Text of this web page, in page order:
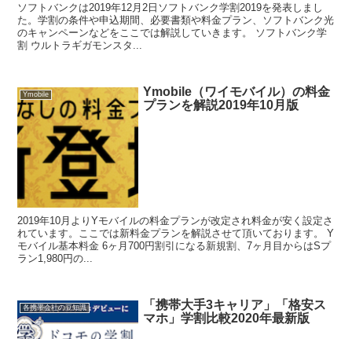
ソフトバンクは2019年12月2日ソフトバンク学割2019を発表しまし
た。学割の条件や申込期間、必要書類や料金プラン、ソフトバンク光
のキャンペーンなどをここでは解説していきます。 ソフトバンク学
割 ウルトラギガモンスタ...
Ymobile
Ymobile（ワイモバイル）の料金
プランを解説2019年10月版
2019年10月よりYモバイルの料金プランが改定され料金が安く設定さ
れています。ここでは新料金プランを解説させて頂いております。 Y
モバイル基本料金 6ヶ月700円割引になる新規割、7ヶ月目からはSプ
ラン1,980円の...
各携帯会社の豆知識
「携帯大手3キャリア」「格安ス
マホ」学割比較2020年最新版